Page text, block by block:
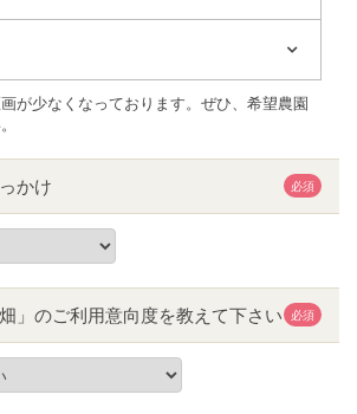
が少なくなっております。ぜひ、希望農園
必須
かけ
必須
」のご利用意向度を教えて下さい